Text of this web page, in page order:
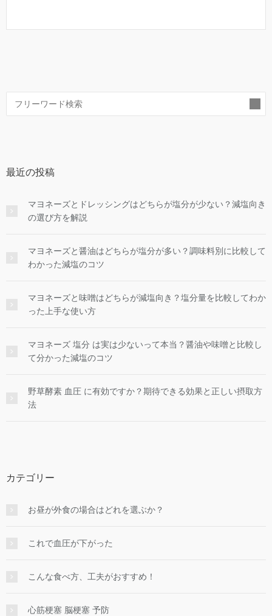
最近の投稿
マヨネーズとドレッシングはどちらが塩分が少ない？減塩向き
の選び方を解説
マヨネーズと醤油はどちらが塩分が多い？調味料別に比較して
わかった減塩のコツ
マヨネーズと味噌はどちらが減塩向き？塩分量を比較してわか
った上手な使い方
マヨネーズ 塩分 は実は少ないって本当？醤油や味噌と比較し
て分かった減塩のコツ
野草酵素 血圧 に有効ですか？期待できる効果と正しい摂取方
法
カテゴリー
お昼が外食の場合はどれを選ぶか？
これで血圧が下がった
こんな食べ方、工夫がおすすめ！
心筋梗塞 脳梗塞 予防